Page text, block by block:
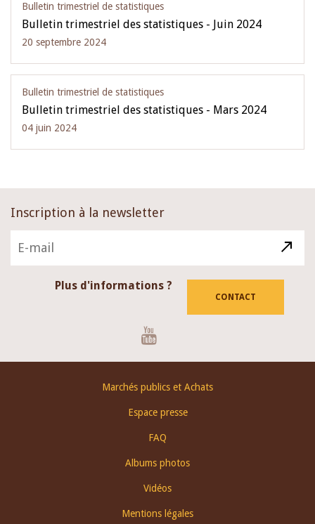
Bulletin trimestriel de statistiques
Bulletin trimestriel des statistiques - Juin 2024
20 septembre 2024
Bulletin trimestriel de statistiques
Bulletin trimestriel des statistiques - Mars 2024
04 juin 2024
Inscription à la newsletter
Plus d'informations ?
CONTACT
Marchés publics et Achats
Espace presse
FAQ
Albums photos
Vidéos
Mentions légales